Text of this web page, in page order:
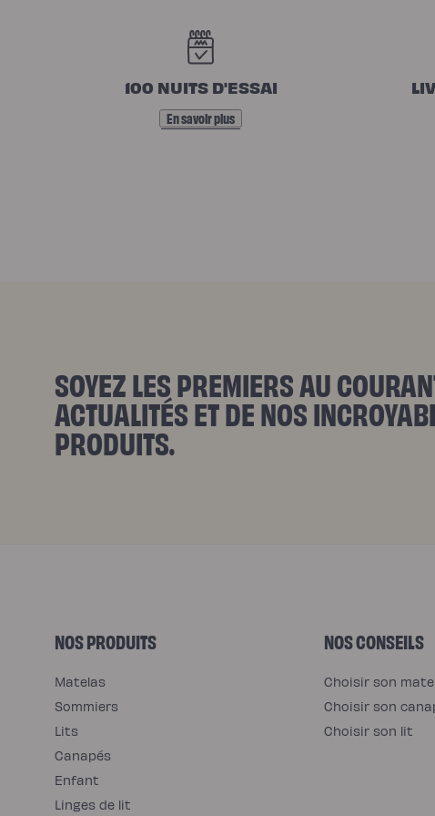
G
E
M
S
100 NUITS D'ESSAI
En savoir plus
SOYEZ LES PREMIERS AU
ACTUALITÉS ET DE NOS
PRODUITS.
NOS PRODUITS
Matelas
Sommiers
Lits
Canapés
Enfant
Linges de lit
NOS CONSEILS
Choisir son
Choisir son
Choisir son lit